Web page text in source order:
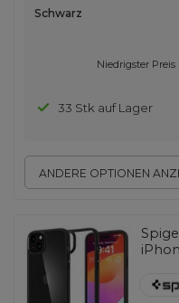
ANDERE OPTIONEN
Schwarz
Niedrigster
33 Stk auf Lager